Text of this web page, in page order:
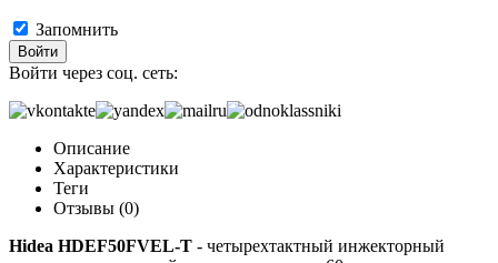
Запомнить
Войти
Войти через соц. сеть:
Описание
Характеристики
Теги
Отзывы (0)
Hidea HDEF50FVEL-T - четырехтактный инжекторный